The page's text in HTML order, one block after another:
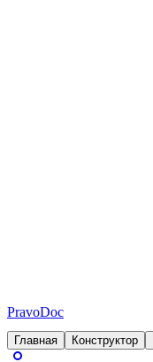
PravoDoc
Главная Конструктор